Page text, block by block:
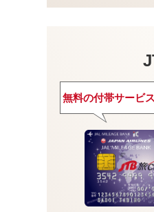
無料の付帯サービス